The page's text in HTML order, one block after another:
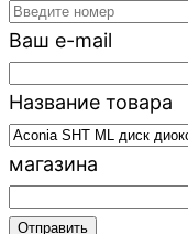
Ваш e-mail
Название товара
магазина